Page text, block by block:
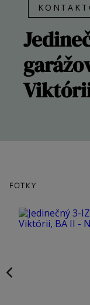
KONTAKT
FOTKY